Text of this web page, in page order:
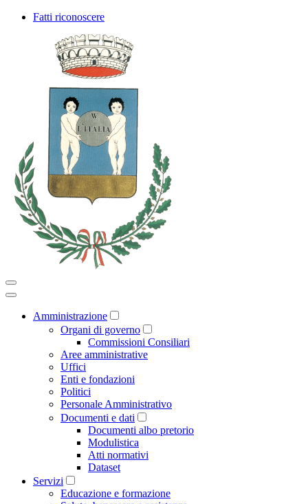
Fatti riconoscere
Amministrazione
Organi di governo
Commissioni Consiliari
Aree amministrative
Uffici
Enti e fondazioni
Politici
Personale Amministrativo
Documenti e dati
Documenti albo pretorio
Modulistica
Atti normativi
Dataset
Servizi
Educazione e formazione